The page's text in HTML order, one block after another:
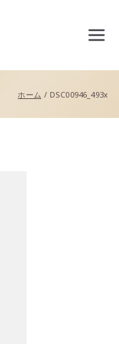
アンドコー）公
ホーム DSC00946_493x